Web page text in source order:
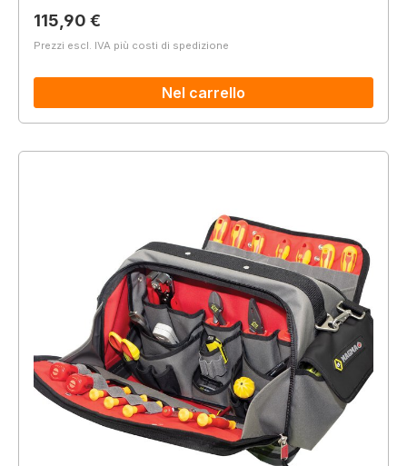
Prezzo normale:
115,90 €
Prezzi escl. IVA più costi di spedizione
Nel carrello